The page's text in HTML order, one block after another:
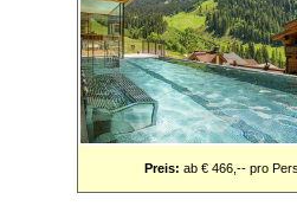
Preis: ab € 466,-- pro